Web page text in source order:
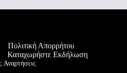
Πολιτική Απορρήτου
Καταχωρήστε Εκδήλωση
Αναρτήσεις